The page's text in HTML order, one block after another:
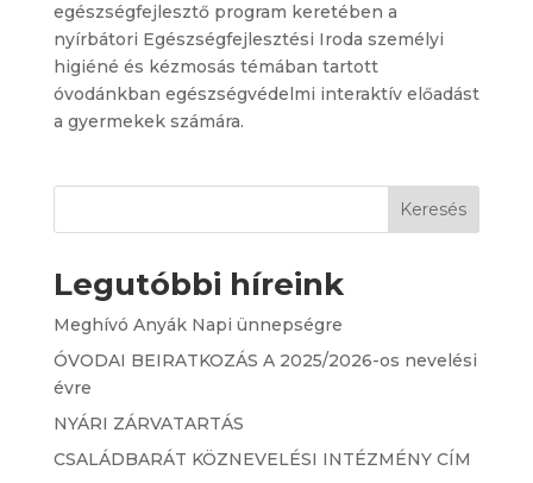
egészségfejlesztő program keretében a
nyírbátori Egészségfejlesztési Iroda személyi
higiéné és kézmosás témában tartott
óvodánkban egészségvédelmi interaktív előadást
a gyermekek számára.
Keresés
Legutóbbi híreink
Meghívó Anyák Napi ünnepségre
ÓVODAI BEIRATKOZÁS A 2025/2026-os nevelési
évre
NYÁRI ZÁRVATARTÁS
CSALÁDBARÁT KÖZNEVELÉSI INTÉZMÉNY CÍM